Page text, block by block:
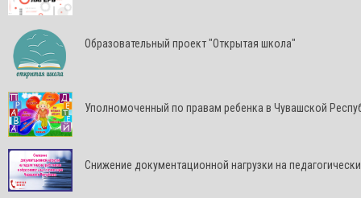
Образовательный проект "Открытая школа"
Уполномоченный по правам ребенка в Чувашской
Снижение документационной нагрузки на